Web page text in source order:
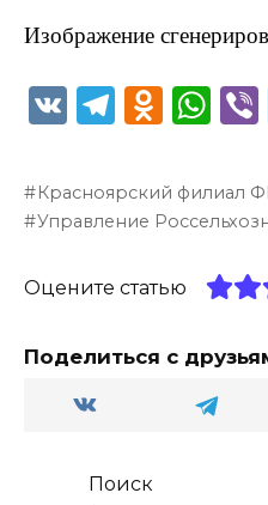
Изображение
V
T
e
g
m
O
n
o
a
ni
ki
W
a
ts
p
Красноярский филиал
Управление
Оцените статью
Поделиться с
Поиск